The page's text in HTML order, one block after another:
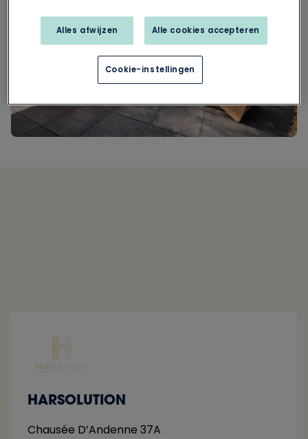
HARSOLUTION
Chausée D’Andenne 37A
Alles afwijzen Alle cookies accepteren
Cookie-instellingen